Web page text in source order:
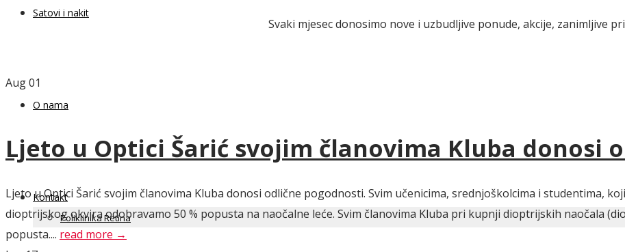
Satovi i nakit
O nama
Kontakt
Poliklinika Retina
Svaki mjesec donosimo nove i uzbudljive ponude, akcije, zanimljive
Aug01
Ljeto u Optici Šarić svojim članovima Kluba donosi
Ljeto u Optici Šarić svojim članovima Kluba donosi odlične pogodnosti. Svim učenicima, srednjoškolcima i studentima,
dioptrijskog okvira odobravamo 50 % popusta na naočalne leće. Svim članovima Kluba pri kupnji dioptrijskih naočala
popusta.... read more →